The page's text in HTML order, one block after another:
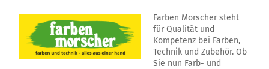
Farben Morscher steht
für Qualität und
Kompetenz bei Farben,
Technik und Zubehör. Ob
Sie nun Farb- und